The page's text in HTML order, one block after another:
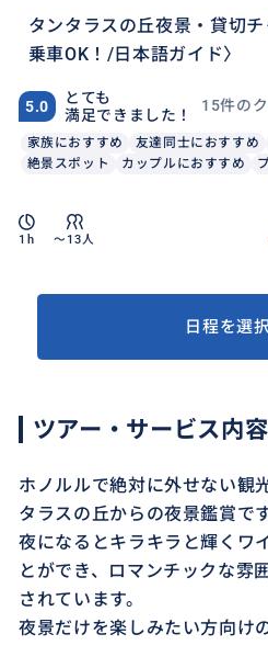
タンタラスの丘夜景・貸切
乗車OK！/日本語ガイド〉
5.0
とても
満足できました！
15件の
家族におすすめ 友達同士におすすめ
絶景スポット
カップルにおすすめ
1h 〜13人
日程を選
ツアー・サービス内容
ホノルルで絶対に外せない観
タラスの丘からの夜景鑑賞です
夜になるとキラキラと輝くワ
とができ、ロマンチックな雰
されています。
夜景だけを楽しみたい方向け